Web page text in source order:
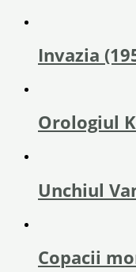
Invazia
Orologiul
Unchiul
Copacii